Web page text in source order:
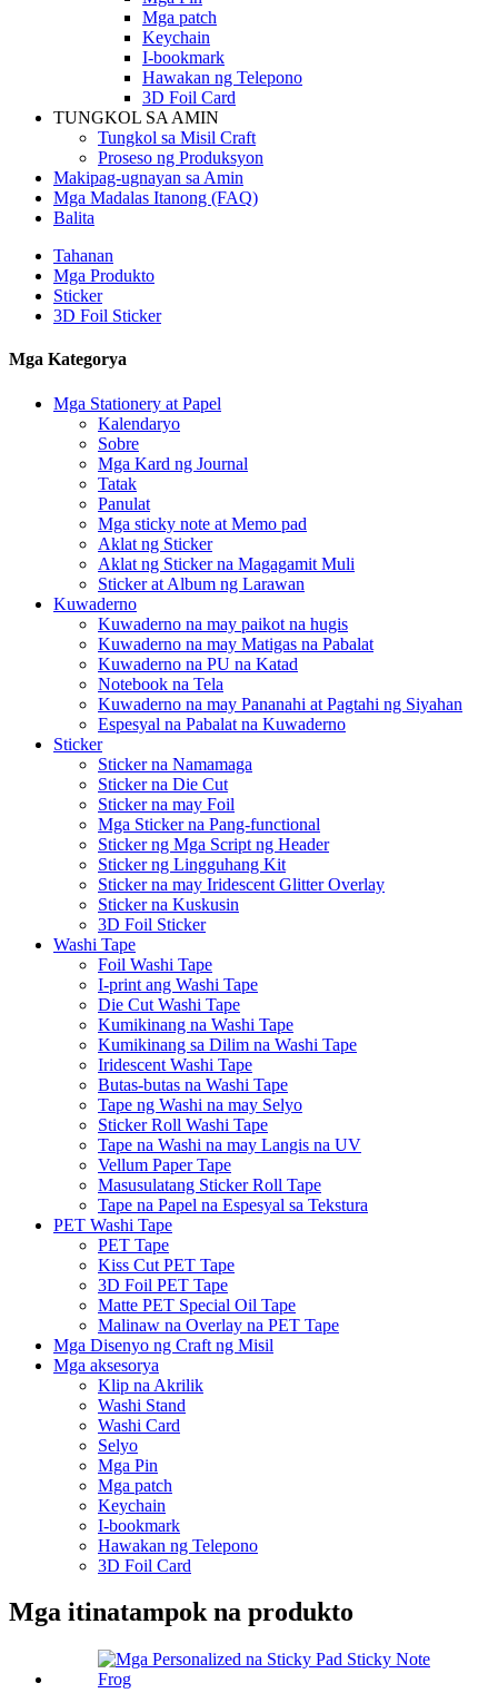
Mga patch
Keychain
I-bookmark
Hawakan ng Telepono
3D Foil Card
TUNGKOL SA AMIN
Tungkol sa Misil Craft
Proseso ng Produksyon
Makipag-ugnayan sa Amin
Mga Madalas Itanong (FAQ)
Balita
Tahanan
Mga Produkto
Sticker
3D Foil Sticker
Mga Kategorya
Mga Stationery at Papel
Kalendaryo
Sobre
Mga Kard ng Journal
Tatak
Panulat
Mga sticky note at Memo pad
Aklat ng Sticker
Aklat ng Sticker na Magagamit Muli
Sticker at Album ng Larawan
Kuwaderno
Kuwaderno na may paikot na hugis
Kuwaderno na may Matigas na Pabalat
Kuwaderno na PU na Katad
Notebook na Tela
Kuwaderno na may Pananahi at Pagtahi ng Siyahan
Espesyal na Pabalat na Kuwaderno
Sticker
Sticker na Namamaga
Sticker na Die Cut
Sticker na may Foil
Mga Sticker na Pang-functional
Sticker ng Mga Script ng Header
Sticker ng Lingguhang Kit
Sticker na may Iridescent Glitter Overlay
Sticker na Kuskusin
3D Foil Sticker
Washi Tape
Foil Washi Tape
I-print ang Washi Tape
Die Cut Washi Tape
Kumikinang na Washi Tape
Kumikinang sa Dilim na Washi Tape
Iridescent Washi Tape
Butas-butas na Washi Tape
Tape ng Washi na may Selyo
Sticker Roll Washi Tape
Tape na Washi na may Langis na UV
Vellum Paper Tape
Masusulatang Sticker Roll Tape
Tape na Papel na Espesyal sa Tekstura
PET Washi Tape
PET Tape
Kiss Cut PET Tape
3D Foil PET Tape
Matte PET Special Oil Tape
Malinaw na Overlay na PET Tape
Mga Disenyo ng Craft ng Misil
Mga aksesorya
Klip na Akrilik
Washi Stand
Washi Card
Selyo
Mga Pin
Mga patch
Keychain
I-bookmark
Hawakan ng Telepono
3D Foil Card
Mga itinatampok na produkto